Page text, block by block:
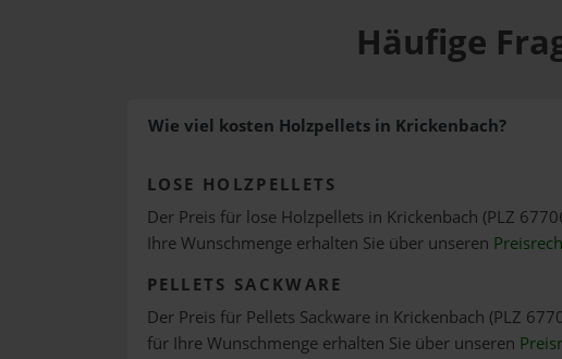
Häufige
Wie viel kosten Holzpellets in Krickenbach?
LOSE HOLZPELLETS
Der Preis für lose Holzpellets in Krickenbach (PLZ
Ihre Wunschmenge erhalten Sie über unseren
PELLETS SACKWARE
Der Preis für Pellets Sackware in Krickenbach (PLZ
für Ihre Wunschmenge erhalten Sie über unseren